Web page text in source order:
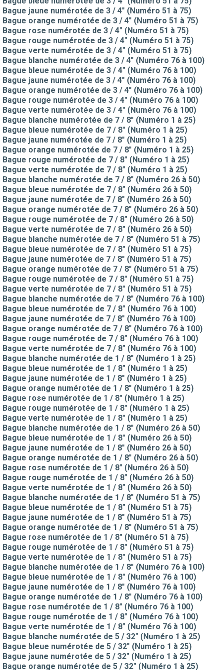
Bague jaune numérotée de 3 / 4" (Numéro 51 à 75)
Bague orange numérotée de 3 / 4" (Numéro 51 à 75)
Bague rose numérotée de 3 / 4" (Numéro 51 à 75)
Bague rouge numérotée de 3 / 4" (Numéro 51 à 75)
Bague verte numérotée de 3 / 4" (Numéro 51 à 75)
Bague blanche numérotée de 3 / 4" (Numéro 76 à 100)
Bague bleue numérotée de 3 / 4" (Numéro 76 à 100)
Bague jaune numérotée de 3 / 4" (Numéro 76 à 100)
Bague orange numérotée de 3 / 4" (Numéro 76 à 100)
Bague rouge numérotée de 3 / 4" (Numéro 76 à 100)
Bague verte numérotée de 3 / 4" (Numéro 76 à 100)
Bague blanche numérotée de 7 / 8" (Numéro 1 à 25)
Bague bleue numérotée de 7 / 8" (Numéro 1 à 25)
Bague jaune numérotée de 7 / 8" (Numéro 1 à 25)
Bague orange numérotée de 7 / 8" (Numéro 1 à 25)
Bague rouge numérotée de 7 / 8" (Numéro 1 à 25)
Bague verte numérotée de 7 / 8" (Numéro 1 à 25)
Bague blanche numérotée de 7 / 8" (Numéro 26 à 50)
Bague bleue numérotée de 7 / 8" (Numéro 26 à 50)
Bague jaune numérotée de 7 / 8" (Numéro 26 à 50)
Bague orange numérotée de 7 / 8" (Numéro 26 à 50)
Bague rouge numérotée de 7 / 8" (Numéro 26 à 50)
Bague verte numérotée de 7 / 8" (Numéro 26 à 50)
Bague blanche numérotée de 7 / 8" (Numéro 51 à 75)
Bague bleue numérotée de 7 / 8" (Numéro 51 à 75)
Bague jaune numérotée de 7 / 8" (Numéro 51 à 75)
Bague orange numérotée de 7 / 8" (Numéro 51 à 75)
Bague rouge numérotée de 7 / 8" (Numéro 51 à 75)
Bague verte numérotée de 7 / 8" (Numéro 51 à 75)
Bague blanche numérotée de 7 / 8" (Numéro 76 à 100)
Bague bleue numérotée de 7 / 8" (Numéro 76 à 100)
Bague jaune numérotée de 7 / 8" (Numéro 76 à 100)
Bague orange numérotée de 7 / 8" (Numéro 76 à 100)
Bague rouge numérotée de 7 / 8" (Numéro 76 à 100)
Bague verte numérotée de 7 / 8" (Numéro 76 à 100)
Bague blanche numérotée de 1 / 8" (Numéro 1 à 25)
Bague bleue numérotée de 1 / 8" (Numéro 1 à 25)
Bague jaune numérotée de 1 / 8" (Numéro 1 à 25)
Bague orange numérotée de 1 / 8" (Numéro 1 à 25)
Bague rose numérotée de 1 / 8" (Numéro 1 à 25)
Bague rouge numérotée de 1 / 8" (Numéro 1 à 25)
Bague verte numérotée de 1 / 8" (Numéro 1 à 25)
Bague blanche numérotée de 1 / 8" (Numéro 26 à 50)
Bague bleue numérotée de 1 / 8" (Numéro 26 à 50)
Bague jaune numérotée de 1 / 8" (Numéro 26 à 50)
Bague orange numérotée de 1 / 8" (Numéro 26 à 50)
Bague rose numérotée de 1 / 8" (Numéro 26 à 50)
Bague rouge numérotée de 1 / 8" (Numéro 26 à 50)
Bague verte numérotée de 1 / 8" (Numéro 26 à 50)
Bague blanche numérotée de 1 / 8" (Numéro 51 à 75)
Bague bleue numérotée de 1 / 8" (Numéro 51 à 75)
Bague jaune numérotée de 1 / 8" (Numéro 51 à 75)
Bague orange numérotée de 1 / 8" (Numéro 51 à 75)
Bague rose numérotée de 1 / 8" (Numéro 51 à 75)
Bague rouge numérotée de 1 / 8" (Numéro 51 à 75)
Bague verte numérotée de 1 / 8" (Numéro 51 à 75)
Bague blanche numérotée de 1 / 8" (Numéro 76 à 100)
Bague bleue numérotée de 1 / 8" (Numéro 76 à 100)
Bague jaune numérotée de 1 / 8" (Numéro 76 à 100)
Bague orange numérotée de 1 / 8" (Numéro 76 à 100)
Bague rose numérotée de 1 / 8" (Numéro 76 à 100)
Bague rouge numérotée de 1 / 8" (Numéro 76 à 100)
Bague verte numérotée de 1 / 8" (Numéro 76 à 100)
Bague blanche numérotée de 5 / 32" (Numéro 1 à 25)
Bague bleue numérotée de 5 / 32" (Numéro 1 à 25)
Bague jaune numérotée de 5 / 32" (Numéro 1 à 25)
Bague orange numérotée de 5 / 32" (Numéro 1 à 25)